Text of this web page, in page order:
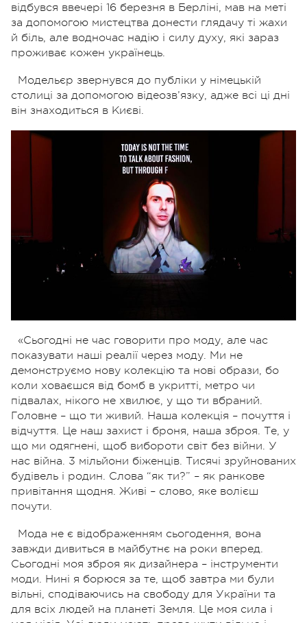
відбувся ввечері 16 березня в Берліні, мав на меті
за допомогою мистецтва донести глядачу ті жахи
й біль, але водночас надію і силу духу, які зараз
проживає кожен українець.
Модельєр звернувся до публіки у німецькій
столиці за допомогою відеозв’язку, адже всі ці дні
він знаходиться в Києві.
«Сьогодні не час говорити про моду, але час
показувати наші реалії через моду. Ми не
демонструємо нову колекцію та нові образи, бо
коли ховаєшся від бомб в укритті, метро чи
підвалах, нікого не хвилює, у що ти вбраний.
Головне – що ти живий. Наша колекція – почуття і
відчуття. Це наш захист і броня, наша зброя. Те, у
що ми одягнені, щоб вибороти світ без війни. У
нас війна. 3 мільйони біженців. Тисячі зруйнованих
будівель і родин. Слова “як ти?” – як ранкове
привітання щодня. Живі – слово, яке волієш
почути.
Мода не є відображенням сьогодення, вона
завжди дивиться в майбутнє на роки вперед.
Сьогодні моя зброя як дизайнера – інструменти
моди. Нині я борюся за те, щоб завтра ми були
вільні, сподіваючись на свободу для України та
для всіх людей на планеті Земля. Це моя сила і